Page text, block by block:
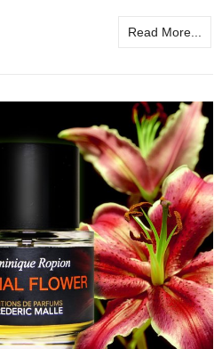
Read More...